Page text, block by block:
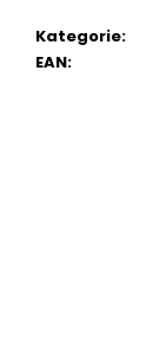
Kategorie:
EAN:
RITCHY
DUO
POD